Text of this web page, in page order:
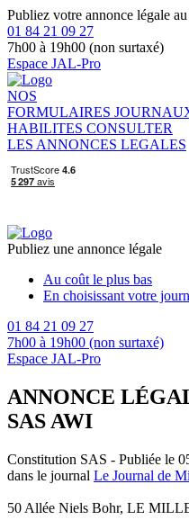
Publiez votre annonce légale
01 84 21 09 27
7h00 à 19h00 (non surtaxé)
Espace JAL-Pro
NOS
FORMULAIRES
HABILITES CONSULTER
LES ANNONCES LEGALES
Publiez une annonce légale
Au coût le plus bas
En choisissant votre
01 84 21 09 27
7h00 à 19h00 (non surtaxé)
Espace JAL-Pro
ANNONCE
SAS AWI
Constitution SAS - Publiée le
dans le journal Le Journal de
50 Allée Niels Bohr, LE